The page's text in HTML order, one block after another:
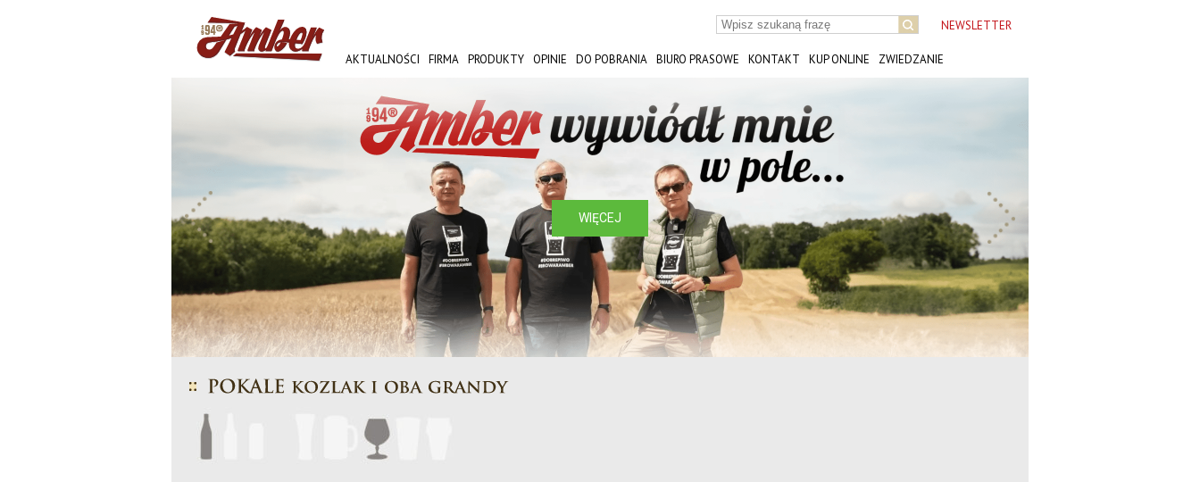
NEWSLETTER
AKTUALNOŚCI FIRMA PRODUKTY OPINIE DO POBRANIA BIURO PRASOWE KONTAKT KUP ONLINE ZWIEDZANIE
AMBER FEST
WIĘCEJ